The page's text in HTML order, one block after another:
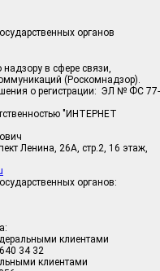
органов
в сфере связи,
(Роскомнадзор).
о регистрации: ЭЛ № ФС 77-
"ИНТЕРНЕТ
Ленина, 26А, стр.2, 16 этаж,
органов:
клиентами
34 32
клиентами